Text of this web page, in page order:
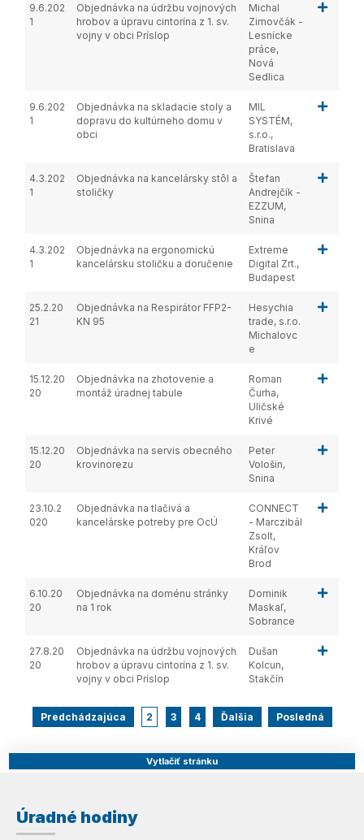
9.6.202
1
Objednávka na údržbu vojnových
hrobov a úpravu cintorína z 1. sv.
vojny v obci Príslop
Michal
Zimovčák -
Lesnícke
práce,
Nová
Sedlica
9.6.202
1
Objednávka na skladacie stoly a
dopravu do kultúrneho domu v
obci
MIL
SYSTÉM,
s.r.o.,
Bratislava
4.3.202
1
Objednávka na kancelársky stôl a
stoličky
Štefan
Andrejčík -
EZZUM,
Snina
4.3.202
1
Objednávka na ergonomickú
kancelársku stoličku a doručenie
Extreme
Digital Zrt.,
Budapest
25.2.20
21
Objednávka na Respirátor FFP2-
KN 95
Hesychia
trade, s.r.o.
Michalovc
e
15.12.20
20
Objednávka na zhotovenie a
montáž úradnej tabule
Roman
Čurha,
Uličské
Krivé
15.12.20
20
Objednávka na servis obecného
krovinorezu
Peter
Vološin,
Snina
23.10.2
020
Objednávka na tlačivá a
kancelárske potreby pre OcÚ
CONNECT
- Marczibál
Zsolt,
Kráľov
Brod
6.10.20
20
Objednávka na doménu stránky
na 1 rok
Dominik
Maskaľ,
Sobrance
27.8.20
20
Objednávka na údržbu vojnových
hrobov a úpravu cintorína z 1. sv.
vojny v obci Príslop
Dušan
Kolcun,
Stakčín
Predchádzajúca 2 3 4 Ďalšia Posledná
Vytlačiť stránku
Úradné hodiny